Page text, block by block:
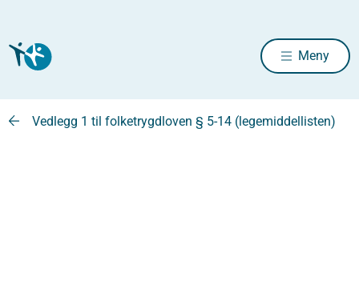
Meny
Vedlegg 1 til folketrygdloven § 5-14 (legemiddellisten)